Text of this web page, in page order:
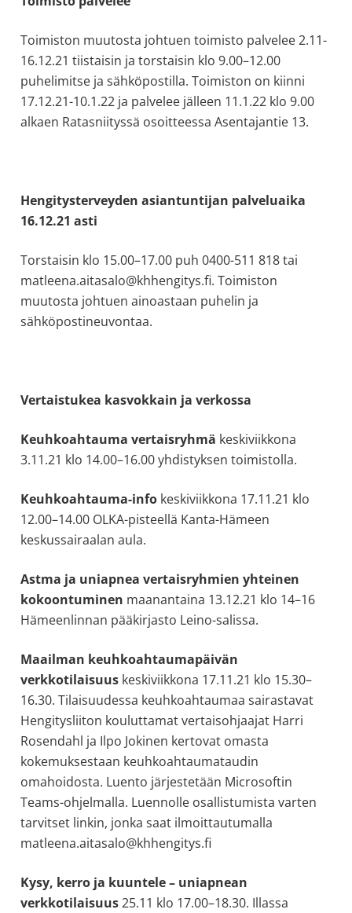
Toimiston muutosta johtuen toimisto palvelee 2.11-
16.12.21 tiistaisin ja torstaisin klo 9.00–12.00
puhelimitse ja sähköpostilla. Toimiston on kiinni
17.12.21-10.1.22 ja palvelee jälleen 11.1.22 klo 9.00
alkaen Ratasniityssä osoitteessa Asentajantie 13.
Hengitysterveyden asiantuntijan palveluaika
16.12.21 asti
Torstaisin klo 15.00–17.00 puh 0400-511 818 tai
matleena.aitasalo@khhengitys.fi. Toimiston
muutosta johtuen ainoastaan puhelin ja
sähköpostineuvontaa.
Vertaistukea kasvokkain ja verkossa
Keuhkoahtauma vertaisryhmä keskiviikkona
3.11.21 klo 14.00–16.00 yhdistyksen toimistolla.
Keuhkoahtauma-infokeskiviikkona 17.11.21 klo
12.00–14.00 OLKA-pisteellä Kanta-Hämeen
keskussairaalan aula.
Astma ja uniapnea vertaisryhmien yhteinen
kokoontuminen maanantaina 13.12.21 klo 14–16
Hämeenlinnan pääkirjasto Leino-salissa.
Maailman keuhkoahtaumapäivän
verkkotilaisuuskeskiviikkona 17.11.21 klo 15.30–
16.30. Tilaisuudessa keuhkoahtaumaa sairastavat
Hengitysliiton kouluttamat vertaisohjaajat Harri
Rosendahl ja Ilpo Jokinen kertovat omasta
kokemuksestaan keuhkoahtaumataudin
omahoidosta. Luento järjestetään Microsoftin
Teams-ohjelmalla. Luennolle osallistumista varten
tarvitset linkin, jonka saat ilmoittautumalla
matleena.aitasalo@khhengitys.fi
Kysy, kerro ja kuuntele – uniapnean
verkkotilaisuus25.11 klo 17.00–18.30. Illassa